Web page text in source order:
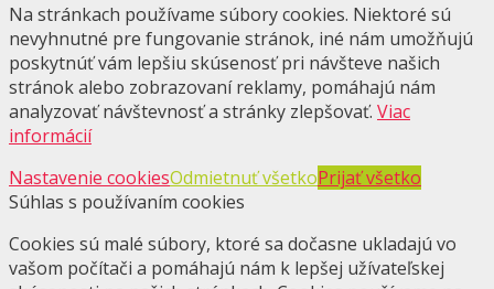
Na stránkach používame súbory cookies. Niektoré sú
nevyhnutné pre fungovanie stránok, iné nám umožňujú
poskytnúť vám lepšiu skúsenosť pri návšteve našich
stránok alebo zobrazovaní reklamy, pomáhajú nám
analyzovať návštevnosť a stránky zlepšovať. Viac
informácií
Nastavenie cookiesOdmietnuť všetkoPrijať všetko
Súhlas s používaním cookies
Cookies sú malé súbory, ktoré sa dočasne ukladajú vo
vašom počítači a pomáhajú nám k lepšej užívateľskej